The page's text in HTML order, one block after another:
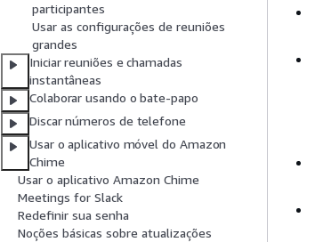
participantes
Usar as configurações de reuniões
grandes
Iniciar reuniões e chamadas
instantâneas
Colaborar usando o bate-papo
Discar números de telefone
Usar o aplicativo móvel do Amazon
Chime
Usar o aplicativo Amazon Chime
Meetings for Slack
Redefinir sua senha
Noções básicas sobre atualizações